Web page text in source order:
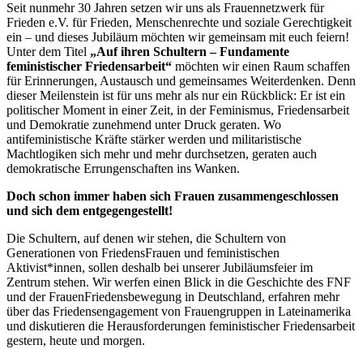
Seit nunmehr 30 Jahren setzen wir uns als Frauennetzwerk für
Frieden e.V. für Frieden, Menschenrechte und soziale Gerechtigkeit
ein – und dieses Jubiläum möchten wir gemeinsam mit euch feiern!
Unter dem Titel „Auf ihren Schultern – Fundamente
feministischer Friedensarbeit“ möchten wir einen Raum schaffen
für Erinnerungen, Austausch und gemeinsames Weiterdenken. Denn
dieser Meilenstein ist für uns mehr als nur ein Rückblick: Er ist ein
politischer Moment in einer Zeit, in der Feminismus, Friedensarbeit
und Demokratie zunehmend unter Druck geraten. Wo
antifeministische Kräfte stärker werden und militaristische
Machtlogiken sich mehr und mehr durchsetzen, geraten auch
demokratische Errungenschaften ins Wanken.
Doch schon immer haben sich Frauen zusammengeschlossen
und sich dem entgegengestellt!
Die Schultern, auf denen wir stehen, die Schultern von
Generationen von FriedensFrauen und feministischen
Aktivist*innen, sollen deshalb bei unserer Jubiläumsfeier im
Zentrum stehen. Wir werfen einen Blick in die Geschichte des FNF
und der FrauenFriedensbewegung in Deutschland, erfahren mehr
über das Friedensengagement von Frauengruppen in Lateinamerika
und diskutieren die Herausforderungen feministischer Friedensarbeit
gestern, heute und morgen.